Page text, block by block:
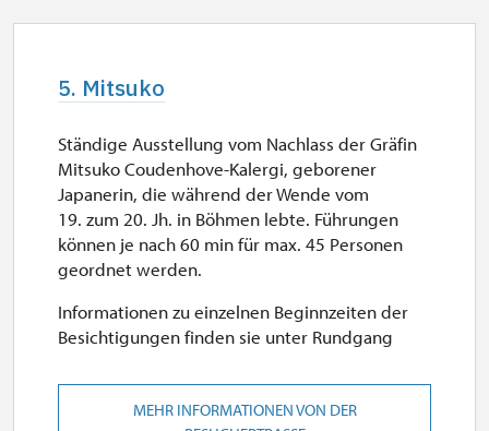
10.00 – 15.00
20. 12.-26. 12.
geschlossen
26. 12.-31. 12.
10.00 – 15.00
5. Mitsuko
Ständige Ausstellung vom Nachlass der Gräfin
Mitsuko Coudenhove-Kalergi, geborener
Japanerin, die während der Wende vom
19. zum 20. Jh. in Böhmen lebte. Führungen
können je nach 60 min für max. 45 Personen
geordnet werden.
Informationen zu einzelnen Beginnzeiten der
Besichtigungen finden sie unter Rundgang
MEHR INFORMATIONEN VON DER